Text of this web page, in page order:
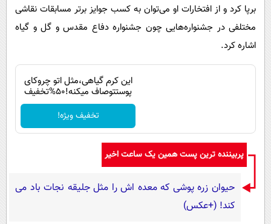
برپا کرد و از افتخارات او می‌توان به کسب جوایز برتر مسابقات نقاشی
مختلفی در جشنواره‌هایی چون جشنواره دفاع مقدس و گل و گیاه
اشاره کرد.
این کرم گیاهی،مثل اتو چروکای
پوستتوصاف میکنه!50%تخفیف
تخفیف ویژه!
پربیننده ترین پست همین یک ساعت اخیر
حیوان زره پوشی که معده اش را مثل جلیقه نجات باد می
کند! (+عکس)